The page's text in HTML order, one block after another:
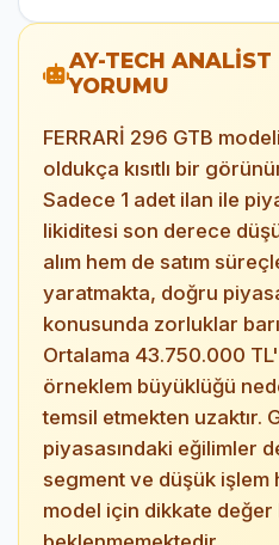
AY-TECH ANALİST
YORUMU
FERRARİ 296 GTB
oldukça kısıtlı bir
Sadece 1 adet ilan ile
likiditesi son derece
alım hem de satım
yaratmakta, doğru
konusunda zorluklar
Ortalama 43.750.000
örneklem büyüklüğü
temsil etmekten uzaktır.
piyasasındaki eğilimler
segment ve düşük işlem
model için dikkate değer